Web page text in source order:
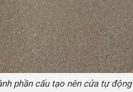
phần cấu tạo nên cửa tự động